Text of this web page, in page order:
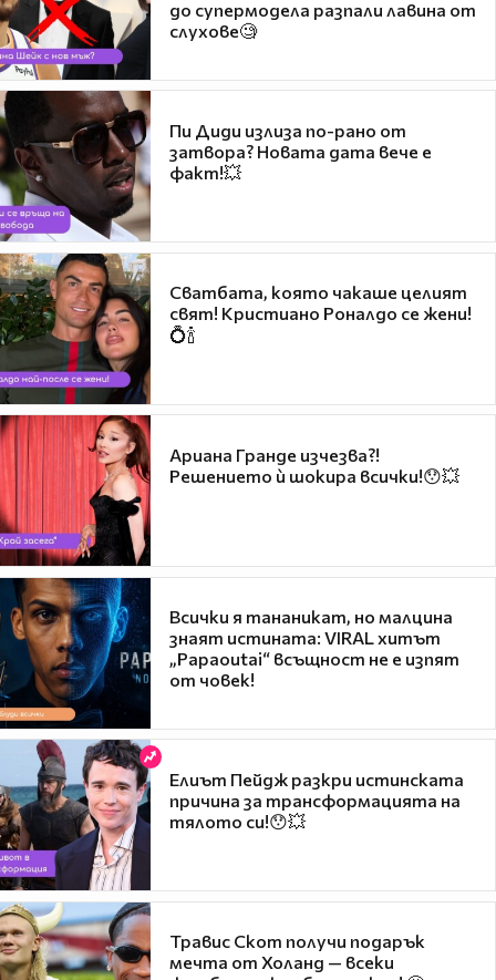
до супермодела разпали лавина от
слухове🧐
Пи Диди излиза по-рано от
затвора? Новата дата вече е
факт!💥
Сватбата, която чакаше целият
свят! Кристиано Роналдо се жени!
💍🍾
Ариана Гранде изчезва?!
Решението ѝ шокира всички!😯💥
Всички я тананикат, но малцина
знаят истината: VIRAL хитът
„Papaoutai“ всъщност не е изпят
от човек!
Елиът Пейдж разкри истинската
причина за трансформацията на
тялото си!😯💥
Травис Скот получи подарък
мечта от Холанд — всеки